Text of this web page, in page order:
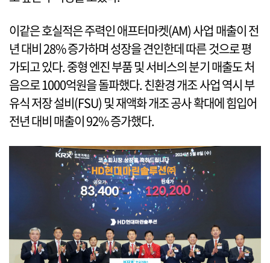
이같은 호실적은 주력인 애프터마켓(AM) 사업 매출이 전
년 대비 28% 증가하며 성장을 견인한데 따른 것으로 평
가되고 있다. 중형 엔진 부품 및 서비스의 분기 매출도 처
음으로 1000억원을 돌파했다. 친환경 개조 사업 역시 부
유식 저장 설비(FSU) 및 재액화 개조 공사 확대에 힘입어
전년 대비 매출이 92% 증가했다.